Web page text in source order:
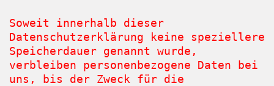
Soweit innerhalb dieser
Datenschutzerklärung keine speziellere
Speicherdauer genannt wurde,
verbleiben personenbezogene Daten bei
uns, bis der Zweck für die